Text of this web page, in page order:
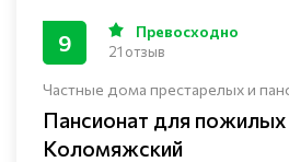
Частные дома престарелых и
Пансионат для
Коломяжский
9 Превосходно
21 отзыв